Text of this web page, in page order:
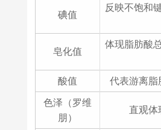
碘值
反映不饱和
皂化值
体现脂肪酸
酸值 代表游离脂
色泽（罗维
朋）
直观体